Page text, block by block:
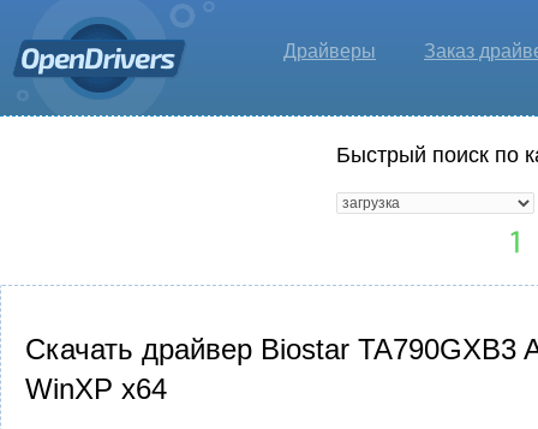
Драйверы Заказ
Быстрый поиск по
Скачать драйвер Biostar TA790GXB3
WinXP x64